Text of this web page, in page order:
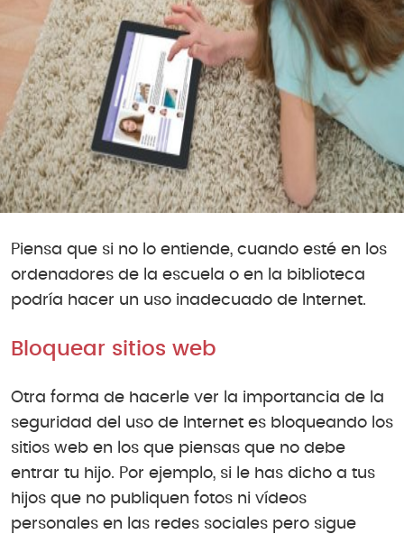
Piensa que si no lo entiende, cuando esté en los
ordenadores de la escuela o en la biblioteca
podría hacer un uso inadecuado de Internet.
Bloquear sitios web
Otra forma de hacerle ver la importancia de la
seguridad del uso de Internet es bloqueando los
sitios web en los que piensas que no debe
entrar tu hijo. Por ejemplo, si le has dicho a tus
hijos que no publiquen fotos ni vídeos
personales en las redes sociales pero sigue